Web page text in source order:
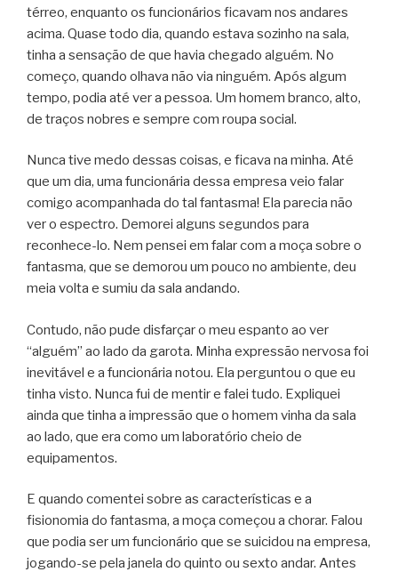
térreo, enquanto os funcionários ficavam nos andares
acima. Quase todo dia, quando estava sozinho na sala,
tinha a sensação de que havia chegado alguém. No
começo, quando olhava não via ninguém. Após algum
tempo, podia até ver a pessoa. Um homem branco, alto,
de traços nobres e sempre com roupa social.
Nunca tive medo dessas coisas, e ficava na minha. Até
que um dia, uma funcionária dessa empresa veio falar
comigo acompanhada do tal fantasma! Ela parecia não
ver o espectro. Demorei alguns segundos para
reconhece-lo. Nem pensei em falar com a moça sobre o
fantasma, que se demorou um pouco no ambiente, deu
meia volta e sumiu da sala andando.
Contudo, não pude disfarçar o meu espanto ao ver
“alguém” ao lado da garota. Minha expressão nervosa foi
inevitável e a funcionária notou. Ela perguntou o que eu
tinha visto. Nunca fui de mentir e falei tudo. Expliquei
ainda que tinha a impressão que o homem vinha da sala
ao lado, que era como um laboratório cheio de
equipamentos.
E quando comentei sobre as características e a
fisionomia do fantasma, a moça começou a chorar. Falou
que podia ser um funcionário que se suicidou na empresa,
jogando-se pela janela do quinto ou sexto andar. Antes